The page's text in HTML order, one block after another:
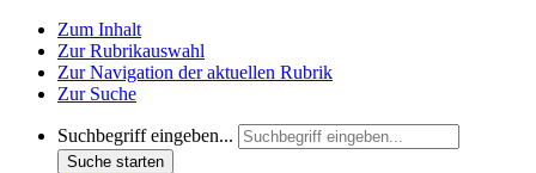
Zum Inhalt
Zur Rubrikauswahl
Zur Navigation der aktuellen Rubrik
Zur Suche
Suchbegriff eingeben...
Suche starten